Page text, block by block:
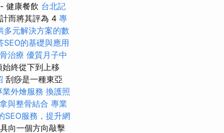
健康餐飲 台北記
而將其評為 4 專
多元解決方案的數
SEO的基礎與應用
治療 優質月子中
終從下到上移
刮痧是一種東亞
業外燴服務 換護照
與整骨結合 專業
SEO服務，提升網
向一個方向敲擊